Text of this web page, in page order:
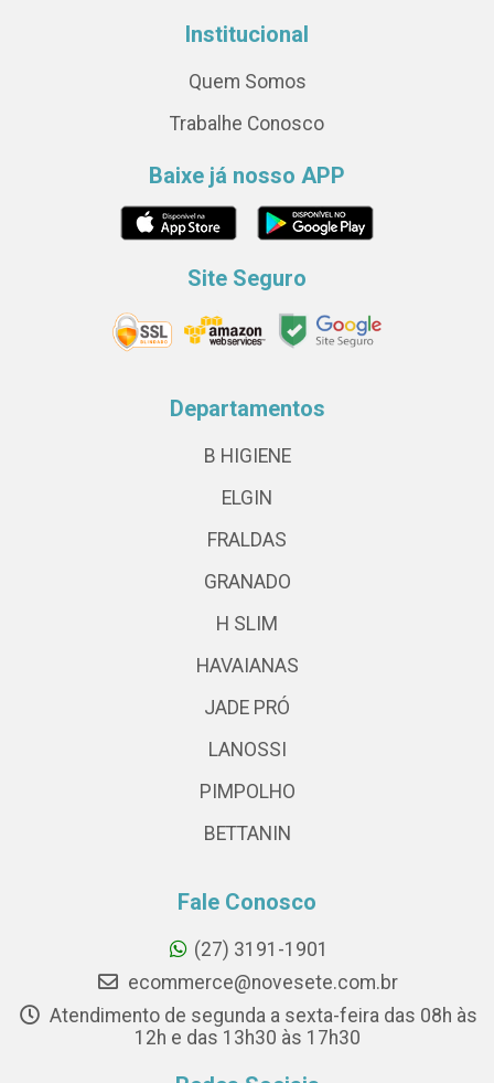
Institucional
Quem Somos
Trabalhe Conosco
Baixe já nosso APP
Site Seguro
Departamentos
B HIGIENE
ELGIN
FRALDAS
GRANADO
H SLIM
HAVAIANAS
JADE PRÓ
LANOSSI
PIMPOLHO
BETTANIN
Fale Conosco
(27) 3191-1901
ecommerce@novesete.com.br
Atendimento de segunda a sexta-feira das 08h às
12h e das 13h30 às 17h30